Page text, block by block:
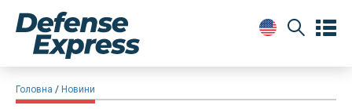
Головна Новини